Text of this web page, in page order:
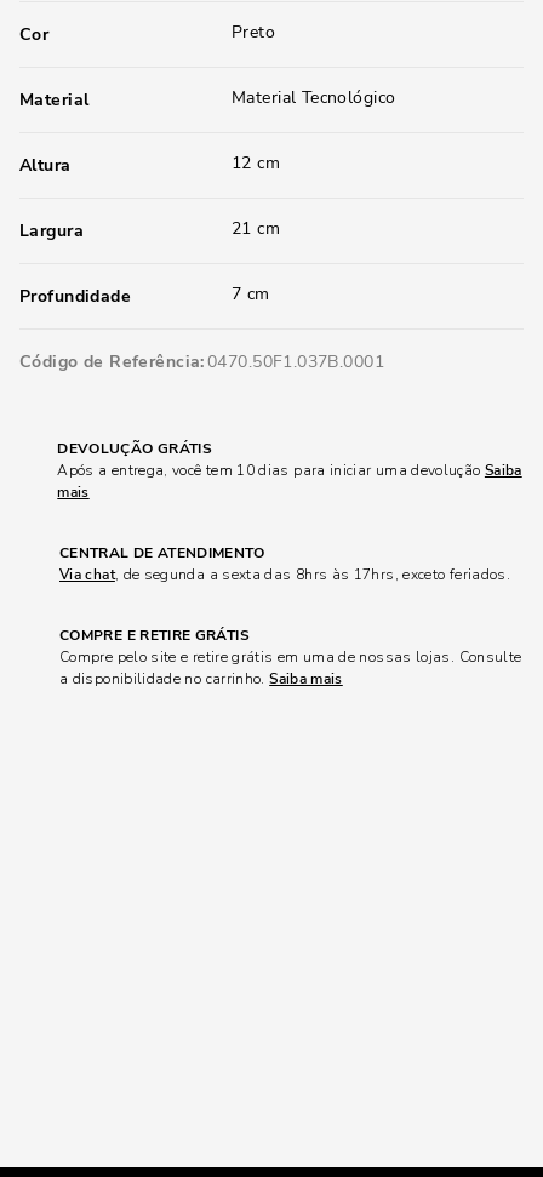
Cor Preto
Material Material Tecnológico
Altura 12 cm
Largura 21 cm
Profundidade 7 cm
Código de Referência 0470.50F1.037B.0001
DEVOLUÇÃO GRÁTIS
Após a entrega, você tem 10 dias para iniciar uma devolução Saiba
mais
CENTRAL DE ATENDIMENTO
Via chat, de segunda a sexta das 8hrs às 17hrs, exceto feriados.
COMPRE E RETIRE GRÁTIS
Compre pelo site e retire grátis em uma de nossas lojas. Consulte
a disponibilidade no carrinho.Saiba mais